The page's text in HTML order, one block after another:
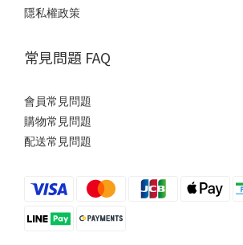
隱私權政策
常見問題 FAQ
會員常見問題
購物常見問題
配送常見問題